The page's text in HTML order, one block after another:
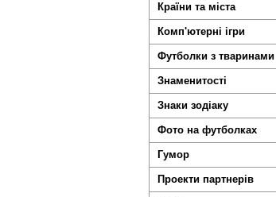
Країни та міста
Комп'ютерні ігри
Футболки з тваринами
Знаменитості
Знаки зодіаку
Фото на футболках
Гумор
Проекти партнерів